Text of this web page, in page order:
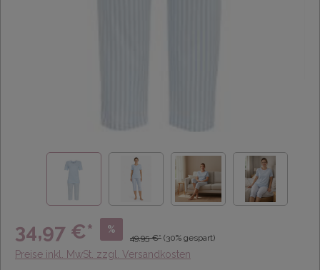
34,97 €* %
49,95 €* (30% gespart)
Preise inkl. MwSt. zzgl. Versandkosten